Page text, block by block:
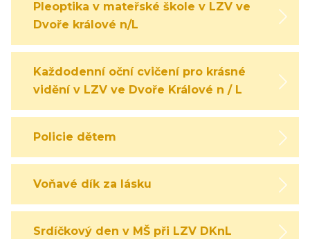
Pleoptika v mateřské škole v LZV ve
Dvoře králové n/L
Každodenní oční cvičení pro krásné
vidění v LZV ve Dvoře Králové n / L
Policie dětem
Voňavé dík za lásku
Srdíčkový den v MŠ při LZV DKnL